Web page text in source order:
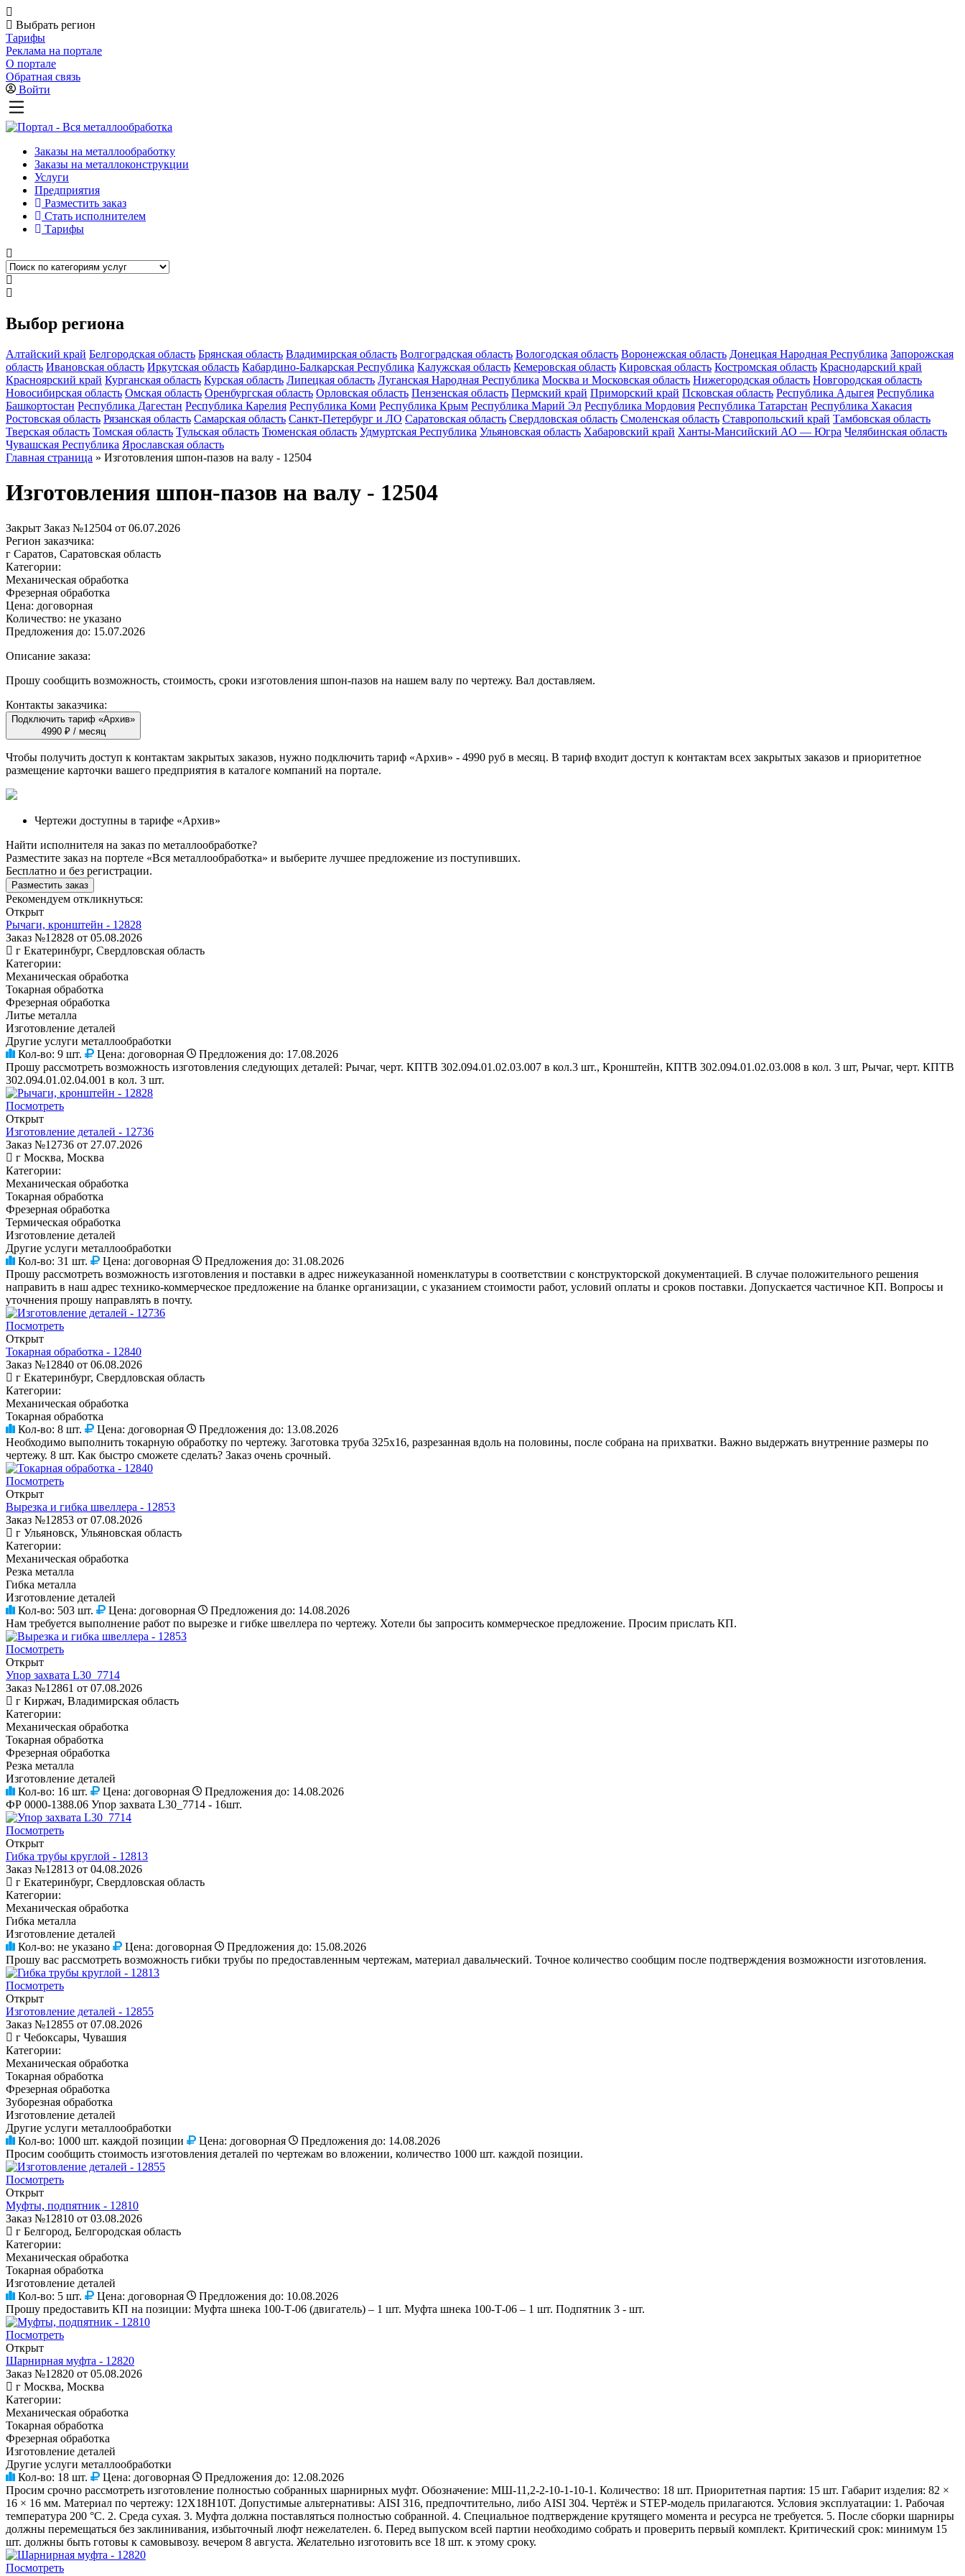
Выбрать регион
Тарифы
Реклама на портале
О портале
Обратная связь
Войти
Заказы на металлообработку
Заказы на металлоконструкции
Услуги
Предприятия
Разместить заказ
Стать исполнителем
Тарифы
Выбор региона
Алтайский край Белгородская область Брянская область Владимирская область Волгоградская область Вологодская область Воронежская область Донецкая Народная Республика Запорожская
область Ивановская область Иркутская область Кабардино-Балкарская Республика Калужская область Кемеровская область Кировская область Костромская область Краснодарский край
Красноярский край Курганская область Курская область Липецкая область Луганская Народная Республика Москва и Московская область Нижегородская область Новгородская область
Новосибирская область Омская область Оренбургская область Орловская область Пензенская область Пермский край Приморский край Псковская область Республика Адыгея Республика
Башкортостан Республика Дагестан Республика Карелия Республика Коми Республика Крым Республика Марий Эл Республика Мордовия Республика Татарстан Республика Хакасия
Ростовская область Рязанская область Самарская область Санкт-Петербург и ЛО Саратовская область Свердловская область Смоленская область Ставропольский край Тамбовская область
Тверская область Томская область Тульская область Тюменская область Удмуртская Республика Ульяновская область Хабаровский край Ханты-Мансийский АО — Югра Челябинская область
Чувашская Республика Ярославская область
Главная страница » Изготовления шпон-пазов на валу - 12504
Изготовления шпон-пазов на валу - 12504
Закрыт Заказ №12504 от 06.07.2026
Регион заказчика:
г Саратов, Саратовская область
Категории:
Механическая обработка
Фрезерная обработка
Цена: договорная
Количество: не указано
Предложения до: 15.07.2026
Описание заказа:
Прошу сообщить возможность, стоимость, сроки изготовления шпон-пазов на нашем валу по чертежу. Вал доставляем.
Контакты заказчика:
Подключить тариф «Архив»
4990 ₽ / месяц
Чтобы получить доступ к контактам закрытых заказов, нужно подключить тариф «Архив» - 4990 руб в месяц. В тариф входит доступ к контактам всех закрытых заказов и приоритетное
размещение карточки вашего предприятия в каталоге компаний на портале.
Чертежи доступны в тарифе «Архив»
Найти исполнителя на заказ по металлообработке?
Разместите заказ на портеле «Вся металлообработка» и выберите лучшее предложение из поступивших.
Бесплатно и без регистрации.
Разместить заказ
Рекомендуем откликнуться:
Открыт
Рычаги, кронштейн - 12828
Заказ №12828 от 05.08.2026
г Екатеринбург, Свердловская область
Категории:
Механическая обработка
Токарная обработка
Фрезерная обработка
Литье металла
Изготовление деталей
Другие услуги металлообработки
Кол-во: 9 шт. Цена: договорная Предложения до: 17.08.2026
Прошу рассмотреть возможность изготовления следующих деталей: Рычаг, черт. КПТВ 302.094.01.02.03.007 в кол.3 шт., Кронштейн, КПТВ 302.094.01.02.03.008 в кол. 3 шт, Рычаг, черт. КПТВ
302.094.01.02.04.001 в кол. 3 шт.
Посмотреть
Открыт
Изготовление деталей - 12736
Заказ №12736 от 27.07.2026
г Москва, Москва
Категории:
Механическая обработка
Токарная обработка
Фрезерная обработка
Термическая обработка
Изготовление деталей
Другие услуги металлообработки
Кол-во: 31 шт. Цена: договорная Предложения до: 31.08.2026
Прошу рассмотреть возможность изготовления и поставки в адрес нижеуказанной номенклатуры в соответствии с конструкторской документацией. В случае положительного решения
направить в наш адрес технико-коммерческое предложение на бланке организации, с указанием стоимости работ, условий оплаты и сроков поставки. Допускается частичное КП. Вопросы и
уточнения прошу направлять в почту.
Посмотреть
Открыт
Токарная обработка - 12840
Заказ №12840 от 06.08.2026
г Екатеринбург, Свердловская область
Категории:
Механическая обработка
Токарная обработка
Кол-во: 8 шт. Цена: договорная Предложения до: 13.08.2026
Необходимо выполнить токарную обработку по чертежу. Заготовка труба 325х16, разрезанная вдоль на половины, после собрана на прихватки. Важно выдержать внутренние размеры по
чертежу. 8 шт. Как быстро сможете сделать? Заказ очень срочный.
Посмотреть
Открыт
Вырезка и гибка швеллера - 12853
Заказ №12853 от 07.08.2026
г Ульяновск, Ульяновская область
Категории:
Механическая обработка
Резка металла
Гибка металла
Изготовление деталей
Кол-во: 503 шт. Цена: договорная Предложения до: 14.08.2026
Нам требуется выполнение работ по вырезке и гибке швеллера по чертежу. Хотели бы запросить коммерческое предложение. Просим прислать КП.
Посмотреть
Открыт
Упор захвата L30_7714
Заказ №12861 от 07.08.2026
г Киржач, Владимирская область
Категории:
Механическая обработка
Токарная обработка
Фрезерная обработка
Резка металла
Изготовление деталей
Кол-во: 16 шт. Цена: договорная Предложения до: 14.08.2026
ФР 0000-1388.06 Упор захвата L30_7714 - 16шт.
Посмотреть
Открыт
Гибка трубы круглой - 12813
Заказ №12813 от 04.08.2026
г Екатеринбург, Свердловская область
Категории:
Механическая обработка
Гибка металла
Изготовление деталей
Кол-во: не указано Цена: договорная Предложения до: 15.08.2026
Прошу вас рассмотреть возможность гибки трубы по предоставленным чертежам, материал давальческий. Точное количество сообщим после подтверждения возможности изготовления.
Посмотреть
Открыт
Изготовление деталей - 12855
Заказ №12855 от 07.08.2026
г Чебоксары, Чувашия
Категории:
Механическая обработка
Токарная обработка
Фрезерная обработка
Зуборезная обработка
Изготовление деталей
Другие услуги металлообработки
Кол-во: 1000 шт. каждой позиции Цена: договорная Предложения до: 14.08.2026
Просим сообщить стоимость изготовления деталей по чертежам во вложении, количество 1000 шт. каждой позиции.
Посмотреть
Открыт
Муфты, подпятник - 12810
Заказ №12810 от 03.08.2026
г Белгород, Белгородская область
Категории:
Механическая обработка
Токарная обработка
Изготовление деталей
Кол-во: 5 шт. Цена: договорная Предложения до: 10.08.2026
Прошу предоставить КП на позиции: Муфта шнека 100-Т-06 (двигатель) – 1 шт. Муфта шнека 100-Т-06 – 1 шт. Подпятник 3 - шт.
Посмотреть
Открыт
Шарнирная муфта - 12820
Заказ №12820 от 05.08.2026
г Москва, Москва
Категории:
Механическая обработка
Токарная обработка
Фрезерная обработка
Изготовление деталей
Другие услуги металлообработки
Кол-во: 18 шт. Цена: договорная Предложения до: 12.08.2026
Просим срочно рассмотреть изготовление полностью собранных шарнирных муфт. Обозначение: МШ-11,2-2-10-1-10-1. Количество: 18 шт. Приоритетная партия: 15 шт. Габарит изделия: 82 ×
16 × 16 мм. Материал по чертежу: 12Х18Н10Т. Допустимые альтернативы: AISI 316, предпочтительно, либо AISI 304. Чертёж и STEP-модель прилагаются. Условия эксплуатации: 1. Рабочая
температура 200 °C. 2. Среда сухая. 3. Муфта должна поставляться полностью собранной. 4. Специальное подтверждение крутящего момента и ресурса не требуется. 5. После сборки шарниры
должны перемещаться без заклинивания, избыточный люфт нежелателен. 6. Перед выпуском всей партии необходимо собрать и проверить первый комплект. Критический срок: минимум 15
шт. должны быть готовы к самовывозу. вечером 8 августа. Желательно изготовить все 18 шт. к этому сроку.
Посмотреть